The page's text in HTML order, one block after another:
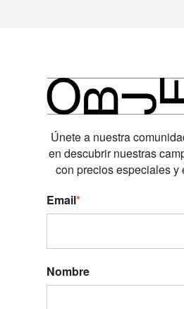
Únete a nuestra
en descubrir nuestras
con precios especiales y
Email*
Nombre